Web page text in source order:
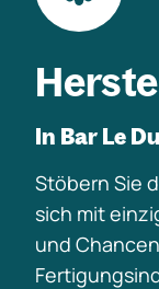
In Bar Le
Stöbern Sie
sich mit
und